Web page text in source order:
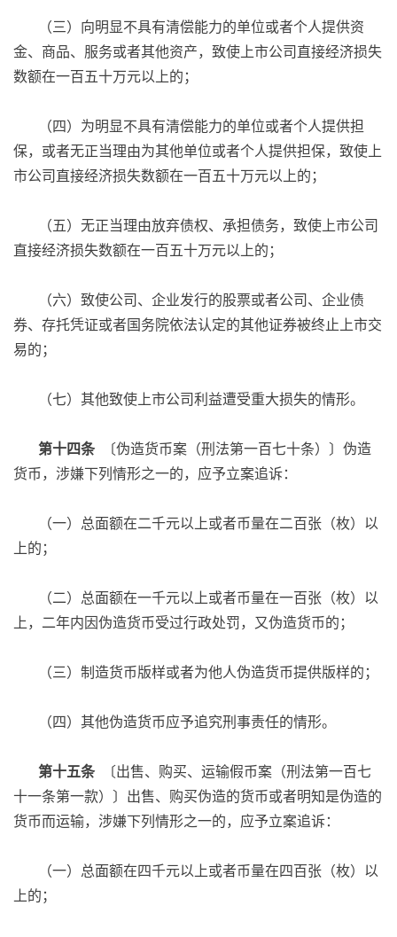
（三）向明显不具有清偿能力的单位或者个人提供资
金、商品、服务或者其他资产，致使上市公司直接经济损失
数额在一百五十万元以上的；
（四）为明显不具有清偿能力的单位或者个人提供担
保，或者无正当理由为其他单位或者个人提供担保，致使上
市公司直接经济损失数额在一百五十万元以上的；
（五）无正当理由放弃债权、承担债务，致使上市公司
直接经济损失数额在一百五十万元以上的；
（六）致使公司、企业发行的股票或者公司、企业债
券、存托凭证或者国务院依法认定的其他证券被终止上市交
易的；
（七）其他致使上市公司利益遭受重大损失的情形。
第十四条
〔伪造货币案（刑法第一百七十条）〕伪造
货币，涉嫌下列情形之一的，应予立案追诉：
（一）总面额在二千元以上或者币量在二百张（枚）以
上的；
（二）总面额在一千元以上或者币量在一百张（枚）以
上，二年内因伪造货币受过行政处罚，又伪造货币的；
（三）制造货币版样或者为他人伪造货币提供版样的；
（四）其他伪造货币应予追究刑事责任的情形。
第十五条 〔出售、购买、运输假币案（刑法第一百七
十一条第一款）〕出售、购买伪造的货币或者明知是伪造的
货币而运输，涉嫌下列情形之一的，应予立案追诉：
（一）总面额在四千元以上或者币量在四百张（枚）以
上的；